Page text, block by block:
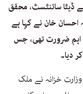
ڈیٹا سائنٹسٹ، محقق
احسان خان نے کہا ہے
اہم ضرورت تھی، جس
دیا۔
وزارت خزانہ نے ملک